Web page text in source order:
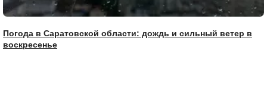
Погода в Саратовской области: дождь и сильный ветер в
воскресенье